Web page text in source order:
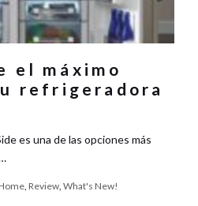
el máximo
refrigeradora
es una de las opciones más
, Review, What's New!